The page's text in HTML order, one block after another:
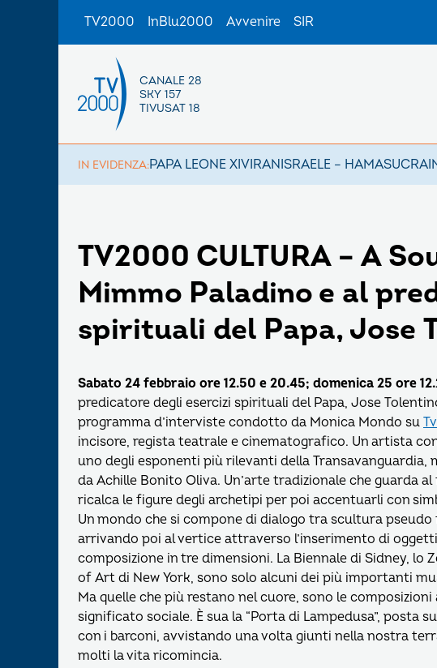
TV2000 InBlu2000 Avvenire SIR
CANALE 28
SKY 157
TIVUSAT 18
IN EVIDENZA:PAPA LEONE XIVIRANISRAELE – HAMAS
TV2000 CULTURA – A
Mimmo Paladino e al
spirituali del Papa, Jose
Sabato 24 febbraio ore 12.50 e 20.45; domenica 25 ore
predicatore degli esercizi spirituali del Papa, Jose
programma d’interviste condotto da Monica Mondo su
incisore, regista teatrale e cinematografico. Un artista
uno degli esponenti più rilevanti della Transavanguardia,
da Achille Bonito Oliva. Un’arte tradizionale che guarda
ricalca le figure degli archetipi per poi accentuarli con
Un mondo che si compone di dialogo tra scultura
arrivando poi al vertice attraverso l’inserimento di
composizione in tre dimensioni. La Biennale di Sidney, lo
of Art di New York, sono solo alcuni dei più importanti
Ma quelle che più restano nel cuore, sono le
significato sociale. È sua la “Porta di Lampedusa”, posta
con i barconi, avvistando una volta giunti nella nostra
molti la vita ricomincia.